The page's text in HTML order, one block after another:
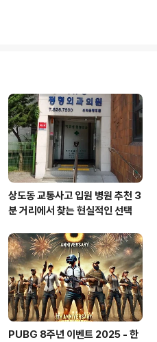
도예요. 실직,
된다. 이는 대
따르면 휘발유
원에서 494원
가 하락하고 소
적 유류세 인
것이다.가계
상도동 교통사고 입원 병원 추천 3
분 거리에서 찾는 현실적인 선택
PUBG 8주년 이벤트 2025 - 한